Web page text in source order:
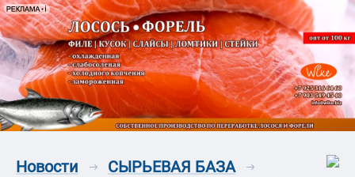
Новости
СЫРЬЕВАЯ БАЗА